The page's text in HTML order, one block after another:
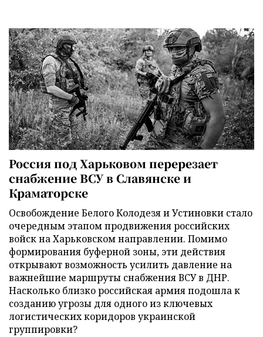
Россия под Харьковом перерезает
снабжение ВСУ в Славянске и
Краматорске
Освобождение Белого Колодезя и Устиновки стало
очередным этапом продвижения российских
войск на Харьковском направлении. Помимо
формирования буферной зоны, эти действия
открывают возможность усилить давление на
важнейшие маршруты снабжения ВСУ в ДНР.
Насколько близко российская армия подошла к
созданию угрозы для одного из ключевых
логистических коридоров украинской
группировки?